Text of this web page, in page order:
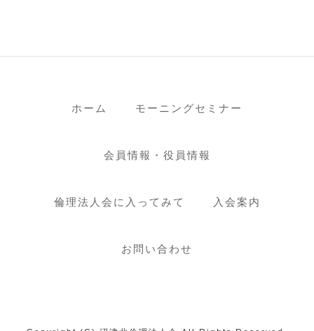
ホーム モーニングセミナー
会員情報・役員情報
倫理法人会に入ってみて 入会案内
お問い合わせ